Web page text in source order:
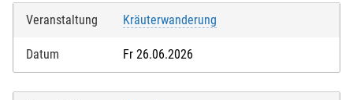
Veranstaltung Kräuterwanderung
Datum Fr 26.06.2026